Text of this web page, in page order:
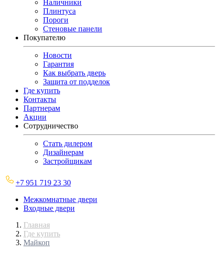
Наличники
Плинтуса
Пороги
Стеновые панели
Покупателю
Новости
Гарантия
Как выбрать дверь
Защита от подделок
Где купить
Контакты
Партнерам
Акции
Сотрудничество
Стать дилером
Дизайнерам
Застройщикам
+7 951 719 23 30
Межкомнатные двери
Входные двери
Главная
Где купить
Майкоп